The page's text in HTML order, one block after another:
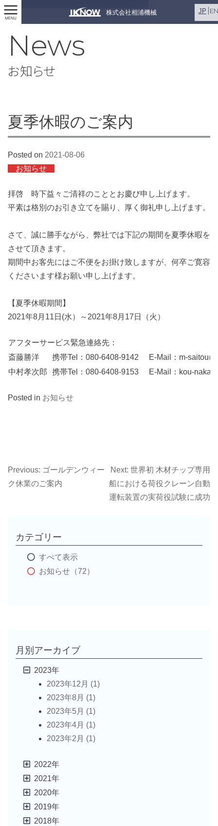
株式会社相浦機械
MENU
JP
News
お知らせ
夏季休暇のご案内
Posted on 2021-08-06
お知らせ
拝啓 時下益々ご清祥のこととお慶び申し上げます。
平素は格別のお引き立てを賜り、厚く御礼申し上げます。
さて、誠に勝手ながら、弊社では下記の期間を夏季休暇を
させて頂きます。
期間中お客先にはご不便をお掛け致しますが、何卒ご寛容
くださいます様お願い申し上げます。
【夏季休暇期間】
2021年8月11日(水）～2021年8月17日（火）
アフターサービス緊急連絡先：
斎藤勝洋
携帯Tel：080-6408-9142
E-Mail：m-
中村孝次郎
携帯Tel：080-6408-9153 E-Mail：kou-
Posted in お知らせ
投
ビ
ン
Previous: ゴールデンウィー
ク休業のご案内
Next: 世界初 木材チップ専用
船における荷役クレーン自動
運転装置の実荷役試験に成功
カテゴリー
すべて表示
お知らせ（72）
月別アーカイブ
2023年
2023年12月 (1)
2023年8月 (1)
2023年5月 (1)
2023年4月 (1)
2023年2月 (1)
2022年
2021年
2020年
2019年
2018年